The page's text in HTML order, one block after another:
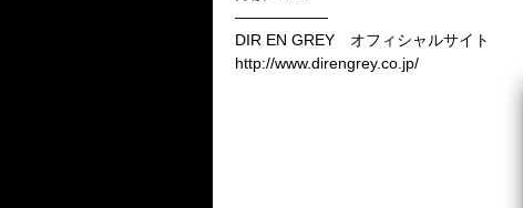
——————
DIR EN GREY オフィシャルサイト
http://www.direngrey.co.jp/